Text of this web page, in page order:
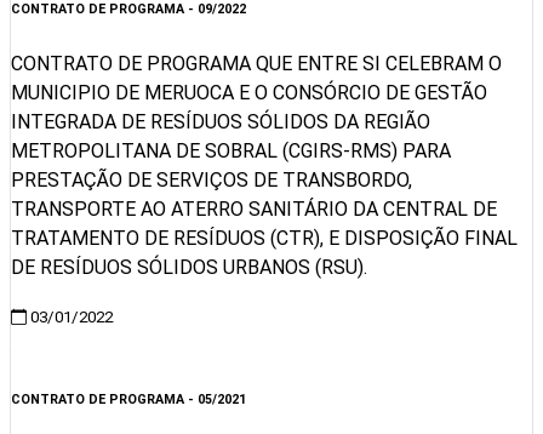
CONTRATO DE PROGRAMA - 09/2022
CONTRATO DE PROGRAMA QUE ENTRE SI CELEBRAM O
MUNICIPIO DE MERUOCA E O CONSÓRCIO DE GESTÃO
INTEGRADA DE RESÍDUOS SÓLIDOS DA REGIÃO
METROPOLITANA DE SOBRAL (CGIRS-RMS) PARA
PRESTAÇÃO DE SERVIÇOS DE TRANSBORDO,
TRANSPORTE AO ATERRO SANITÁRIO DA CENTRAL DE
TRATAMENTO DE RESÍDUOS (CTR), E DISPOSIÇÃO FINAL
DE RESÍDUOS SÓLIDOS URBANOS (RSU).
03/01/2022
CONTRATO DE PROGRAMA - 05/2021